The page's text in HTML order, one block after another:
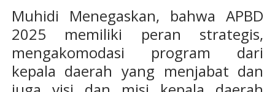
Muhidi Menegaskan, bahwa APBD
2025 memiliki peran strategis,
mengakomodasi program dari
kepala daerah yang menjabat dan